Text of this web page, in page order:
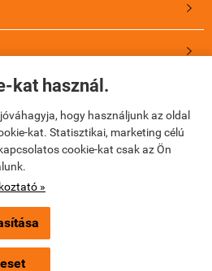
kat használ.
hogy használjunk az oldal
kat. Statisztikai, marketing célú
cookie-kat csak az Ön
»


8db AA/AAA elem egyidejű